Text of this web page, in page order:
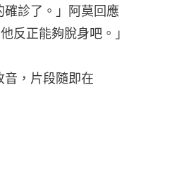
確診了。」阿莫回應
反正能夠脫身吧。」
音，片段隨即在